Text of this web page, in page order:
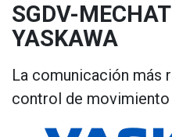
SGDV-
YASKAWA
La comunicación más
control de movimiento